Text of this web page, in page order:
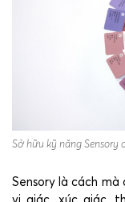
Sở hữu kỹ năng Sensory
Sensory là cách